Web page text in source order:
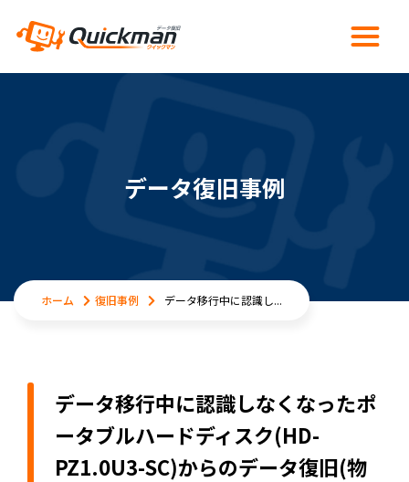
データ復旧事例
ホーム 復旧事例 データ移行中に認識し...
データ移行中に認識しなくなったポ
ータブルハードディスク(HD-
PZ1.0U3-SC)からのデータ復旧(物